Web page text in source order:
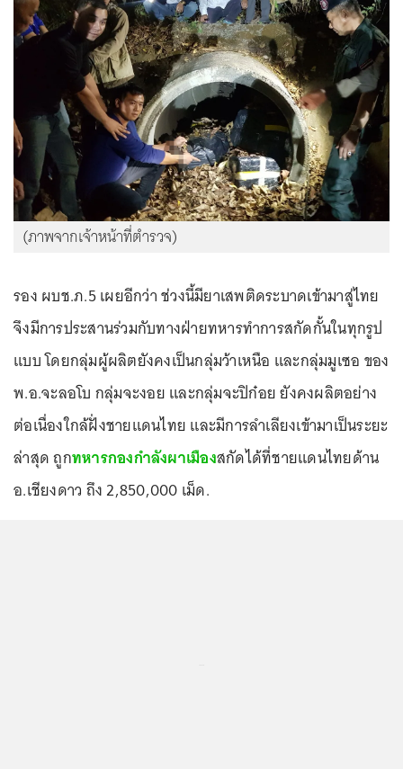
(ภาพจากเจ้าหน้าที่ตำรวจ)
รอง ผบช.ภ.5 เผยอีกว่า ช่วงนี้มียาเสพติดระบาดเข้ามาสู่ไทย
จึงมีการประสานร่วมกับทางฝ่ายทหารทำการสกัดกั้นในทุกรูป
แบบ โดยกลุ่มผู้ผลิตยังคงเป็นกลุ่มว้าเหนือ และกลุ่มมูเซอ ของ
พ.อ.จะลอโบ กลุ่มจะงอย และกลุ่มจะปิก๋อย ยังคงผลิตอย่าง
ต่อเนื่องใกล้ฝั่งชายแดนไทย และมีการลำเลียงเข้ามาเป็นระยะ
ล่าสุด ถูกทหารกองกำลังผาเมืองสกัดได้ที่ชายแดนไทยด้าน
อ.เชียงดาว ถึง 2,850,000 เม็ด.